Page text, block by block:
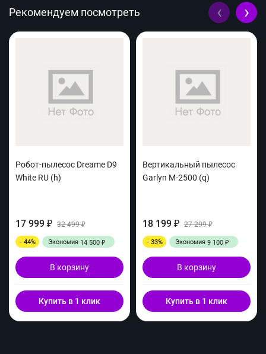
Рекомендуем посмотреть
Робот-пылесос Dreame D9
White RU (h)
17 999 ₽ 32 499₽
- 44% Экономия 14 500 ₽
В корзину
Купить в 1 клик
Вертикальный пылесос
Garlyn M-2500 (q)
18 199 ₽ 27 299₽
- 33% Экономия 9 100 ₽
В корзину
Купить в 1 клик
‹ ›